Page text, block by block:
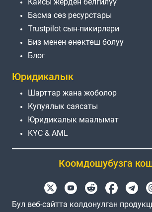
Басма сөз ресурстары
Trustpilot сын-пикирлери
Биз менен өнөктөш болуу
Блог
Юридикалык
Шарттар жана жоболор
Купуялык саясаты
Юридикалык маалымат
KYC & AML
Коомдошубузга
Бул веб-сайтта колдонулган